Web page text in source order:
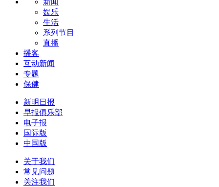
新闻
娱乐
生活
系列节目
直播
播客
互动新闻
专题
保健
新明日报
早报俱乐部
电子报
国际版
中国版
关于我们
常见问题
关注我们